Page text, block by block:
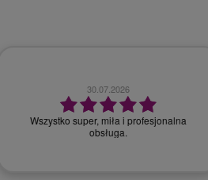
30.07.2026
Wszystko super, miła i profesjonalna
obsługa.